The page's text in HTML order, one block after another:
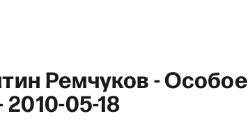
Ремчуков - Особое
05-18